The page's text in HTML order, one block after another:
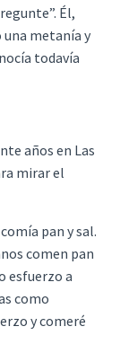
Él,
metanía y
todavía
años en Las
mirar el
pan y sal.
comen pan
esfuerzo a
como
y comeré